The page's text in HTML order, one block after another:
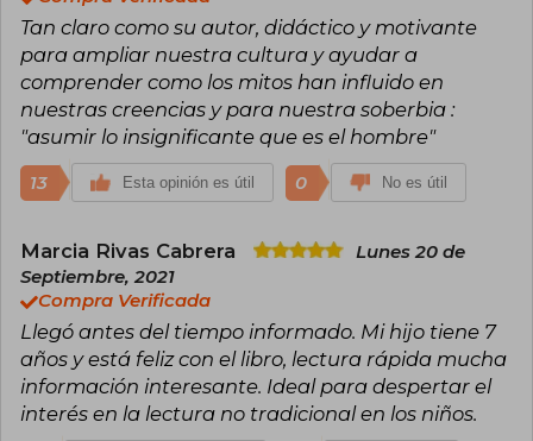
Tan claro como su autor, didáctico y motivante
para ampliar nuestra cultura y ayudar a
comprender como los mitos han influido en
nuestras creencias y para nuestra soberbia :
"asumir lo insignificante que es el hombre"
13 Esta opinión es útil 0 No es útil
Marcia Rivas Cabrera
Lunes 20 de
Septiembre, 2021
Compra Verificada
Llegó antes del tiempo informado. Mi hijo tiene 7
años y está feliz con el libro, lectura rápida mucha
información interesante. Ideal para despertar el
interés en la lectura no tradicional en los niños.